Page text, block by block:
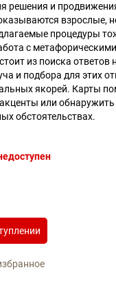
решения и
взрослые,
процедуры
с
из поиска ответов
и подбора для этих
якорей. Карты
или
обстоятельствах.